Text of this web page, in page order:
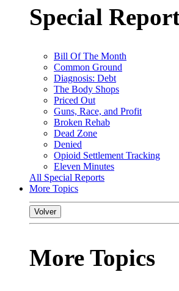
Special
Bill Of The Month
Common Ground
Diagnosis: Debt
The Body Shops
Priced Out
Guns, Race, and Profit
Broken Rehab
Dead Zone
Denied
Opioid Settlement Tracking
Eleven Minutes
All Special Reports
More Topics
Volver
More Topics